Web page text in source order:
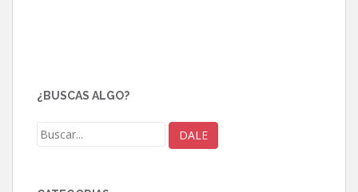
¿BUSCAS ALGO?